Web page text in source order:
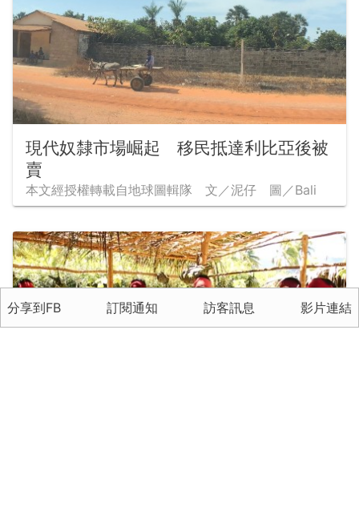
現代奴隸市場崛起 移民抵達利比亞後被
賣
本文經授權轉載自地球圖輯隊 文／泥仔 圖／Bali
分享到FB 訂閱通知 訪客訊息 影片連結